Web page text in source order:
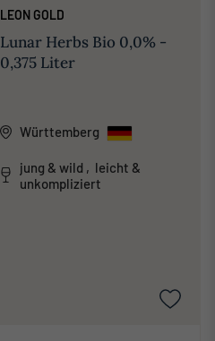
LEON GOLD
Lunar Herbs Bio 0,0% -
0,375 Liter
Württemberg
jung & wild , leicht &
unkompliziert